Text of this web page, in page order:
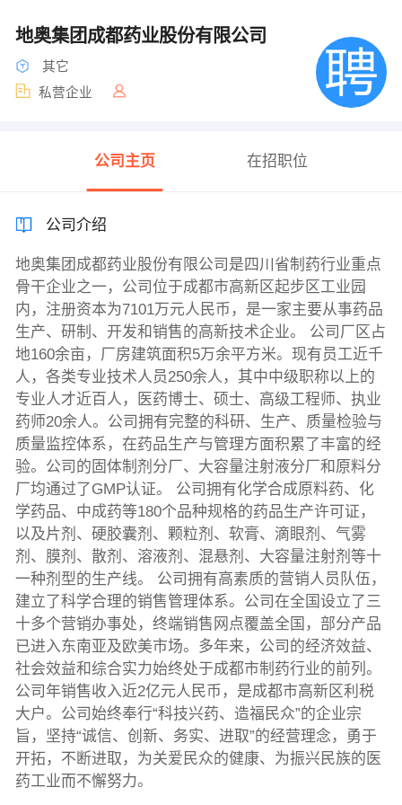
地奥集团成都药业股份有限公司
其它
私营企业
公司主页 在招职位
公司介绍
地奥集团成都药业股份有限公司是四川省制药行业重点
骨干企业之一，公司位于成都市高新区起步区工业园
内，注册资本为7101万元人民币，是一家主要从事药品
生产、研制、开发和销售的高新技术企业。 公司厂区占
地160余亩，厂房建筑面积5万余平方米。现有员工近千
人，各类专业技术人员250余人，其中中级职称以上的
专业人才近百人，医药博士、硕士、高级工程师、执业
药师20余人。公司拥有完整的科研、生产、质量检验与
质量监控体系，在药品生产与管理方面积累了丰富的经
验。公司的固体制剂分厂、大容量注射液分厂和原料分
厂均通过了GMP认证。 公司拥有化学合成原料药、化
学药品、中成药等180个品种规格的药品生产许可证，
以及片剂、硬胶囊剂、颗粒剂、软膏、滴眼剂、气雾
剂、膜剂、散剂、溶液剂、混悬剂、大容量注射剂等十
一种剂型的生产线。 公司拥有高素质的营销人员队伍，
建立了科学合理的销售管理体系。公司在全国设立了三
十多个营销办事处，终端销售网点覆盖全国，部分产品
已进入东南亚及欧美市场。多年来，公司的经济效益、
社会效益和综合实力始终处于成都市制药行业的前列。
公司年销售收入近2亿元人民币，是成都市高新区利税
大户。公司始终奉行“科技兴药、造福民众”的企业宗
旨，坚持“诚信、创新、务实、进取”的经营理念，勇于
开拓，不断进取，为关爱民众的健康、为振兴民族的医
药工业而不懈努力。